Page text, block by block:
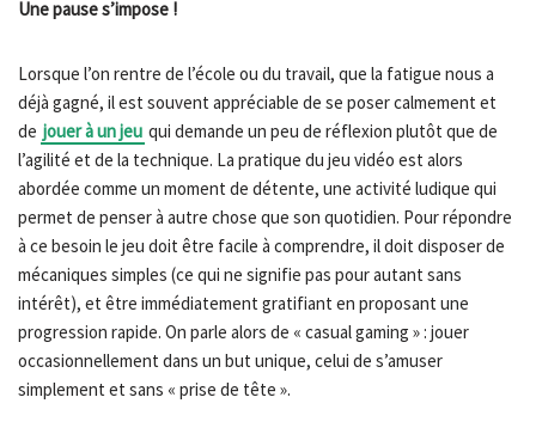
Une pause s’impose !
Lorsque l’on rentre de l’école ou du travail, que la fatigue nous a
déjà gagné, il est souvent appréciable de se poser calmement et
de jouer à un jeu qui demande un peu de réflexion plutôt que de
l’agilité et de la technique. La pratique du jeu vidéo est alors
abordée comme un moment de détente, une activité ludique qui
permet de penser à autre chose que son quotidien. Pour répondre
à ce besoin le jeu doit être facile à comprendre, il doit disposer de
mécaniques simples (ce qui ne signifie pas pour autant sans
intérêt), et être immédiatement gratifiant en proposant une
progression rapide. On parle alors de « casual gaming » : jouer
occasionnellement dans un but unique, celui de s’amuser
simplement et sans « prise de tête ».